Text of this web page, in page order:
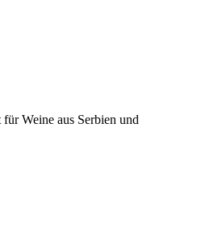
Weine aus Serbien und